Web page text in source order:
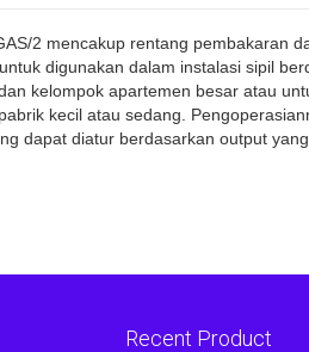
2 mencakup rentang pembakaran
digunakan dalam instalasi sipil
kelompok apartemen besar atau
kecil atau sedang.
dapat diatur berdasarkan output yang
Recent Product